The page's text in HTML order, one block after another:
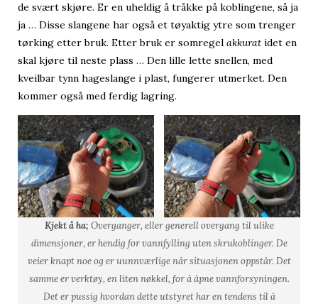
de svært skjøre. Er en uheldig å tråkke på koblingene, så ja
ja … Disse slangene har også et tøyaktig ytre som trenger
tørking etter bruk. Etter bruk er somregel akkurat idet en
skal kjøre til neste plass … Den lille lette snellen, med
kveilbar tynn hageslange i plast, fungerer utmerket. Den
kommer også med ferdig lagring.
Kjekt å ha; Overganger, eller generell overgang til ulike
dimensjoner, er hendig for vannfylling uten skrukoblinger. De
veier knapt noe og er uunnværlige når situasjonen oppstår. Det
samme er verktøy, en liten nøkkel, for å åpne vannforsyningen.
Det er pussig hvordan dette utstyret har en tendens til å